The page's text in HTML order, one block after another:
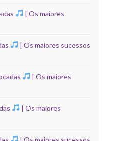
| Os maiores
| Os maiores sucessos
| Os maiores
| Os maiores